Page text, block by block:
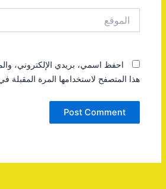
احفظ اسمي، بريدي الإلكتروني،
هذا المتصفح لاستخدامها المرة المقبلة